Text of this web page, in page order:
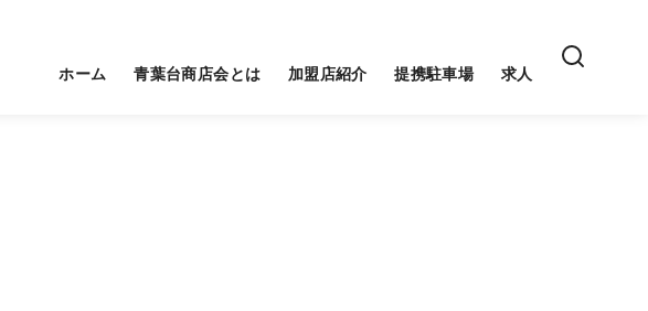
ホーム 青葉台商店会とは 加盟店紹介 提携駐車場 求人